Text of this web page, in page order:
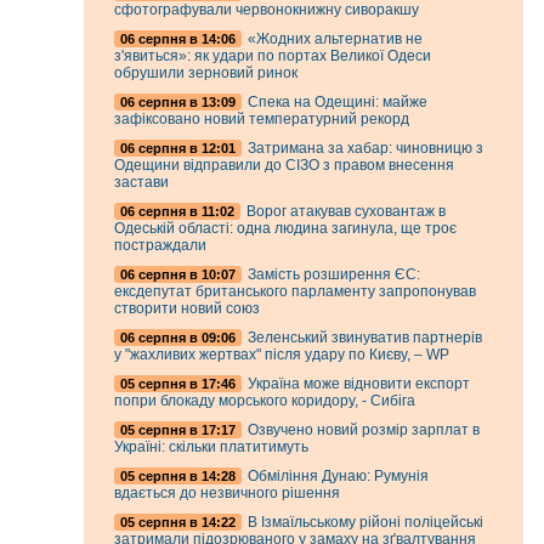
сфотографували червонокнижну сиворакшу
06 серпня в 14:06
«Жодних альтернатив не
з'явиться»: як удари по портах Великої Одеси
обрушили зерновий ринок
06 серпня в 13:09
Спека на Одещині: майже
зафіксовано новий температурний рекорд
06 серпня в 12:01
Затримана за хабар: чиновницю з
Одещини відправили до СІЗО з правом внесення
застави
06 серпня в 11:02
Ворог атакував суховантаж в
Одеській області: одна людина загинула, ще троє
постраждали
06 серпня в 10:07
Замість розширення ЄС:
ексдепутат британського парламенту запропонував
створити новий союз
06 серпня в 09:06
Зеленський звинуватив партнерів
у "жахливих жертвах" після удару по Києву, – WP
05 серпня в 17:46
Україна може відновити експорт
попри блокаду морського коридору, - Сибіга
05 серпня в 17:17
Озвучено новий розмір зарплат в
Україні: скільки платитимуть
05 серпня в 14:28
Обміління Дунаю: Румунія
вдається до незвичного рішення
05 серпня в 14:22
В Ізмаїльському рійоні поліцейські
затримали підозрюваного у замаху на зґвалтування